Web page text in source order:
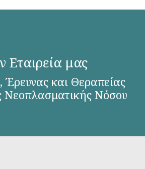
Εταιρεία μας
Έρευνας και Θεραπείας
Νεοπλασματικής Νόσου